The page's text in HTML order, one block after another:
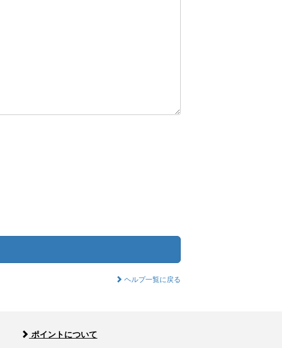
ヘルプ一覧に戻る
ポイントについて